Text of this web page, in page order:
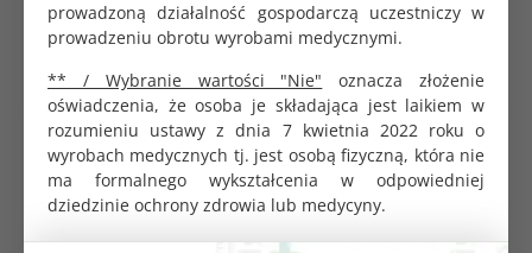
prowadzoną działalność gospodarczą uczestniczy w
prowadzeniu obrotu wyrobami medycznymi.
** / Wybranie wartości "Nie" oznacza złożenie
oświadczenia, że osoba je składająca jest laikiem w
rozumieniu ustawy z dnia 7 kwietnia 2022 roku o
wyrobach medycznych tj. jest osobą fizyczną, która nie
ma formalnego wykształcenia w odpowiedniej
dziedzinie ochrony zdrowia lub medycyny.
153.00 zł
Viruton Extra wydajny płyn do dezynfekcji narzędzi
1L
115.20 zł